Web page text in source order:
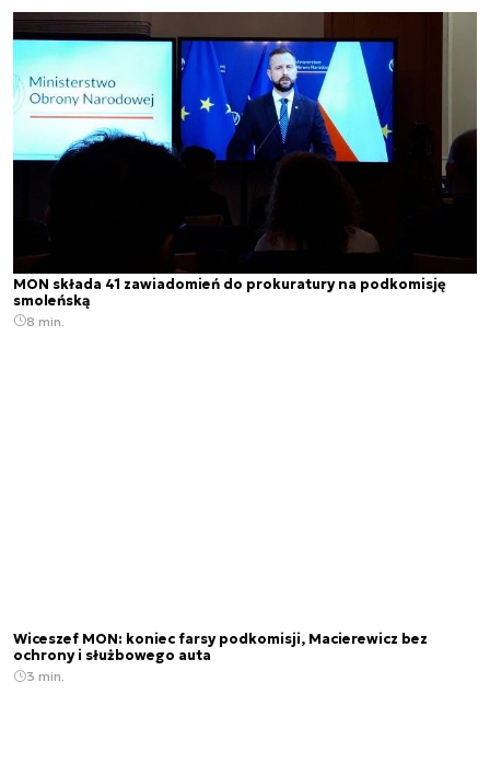
MON składa 41 zawiadomień do prokuratury na podkomisję
smoleńską
8 min.
Wiceszef MON: koniec farsy podkomisji, Macierewicz bez
ochrony i służbowego auta
3 min.